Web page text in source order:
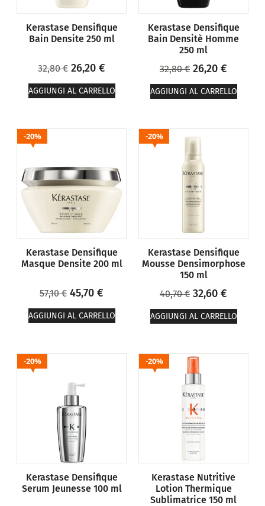
Kerastase Densifique
Bain Densite 250 ml
32,80€ 26,20 €
AGGIUNGI AL CARRELLO
Kerastase Densifique
Bain Densitè Homme
250 ml
32,80€ 26,20 €
AGGIUNGI AL CARRELLO
20%
Kerastase Densifique
Masque Densite 200 ml
57,10€ 45,70 €
AGGIUNGI AL CARRELLO
20%
Kerastase Densifique
Mousse Densimorphose
150 ml
40,70€ 32,60 €
AGGIUNGI AL CARRELLO
20%
Kerastase Densifique
Serum Jeunesse 100 ml
20%
Kerastase Nutritive
Lotion Thermique
Sublimatrice 150 ml